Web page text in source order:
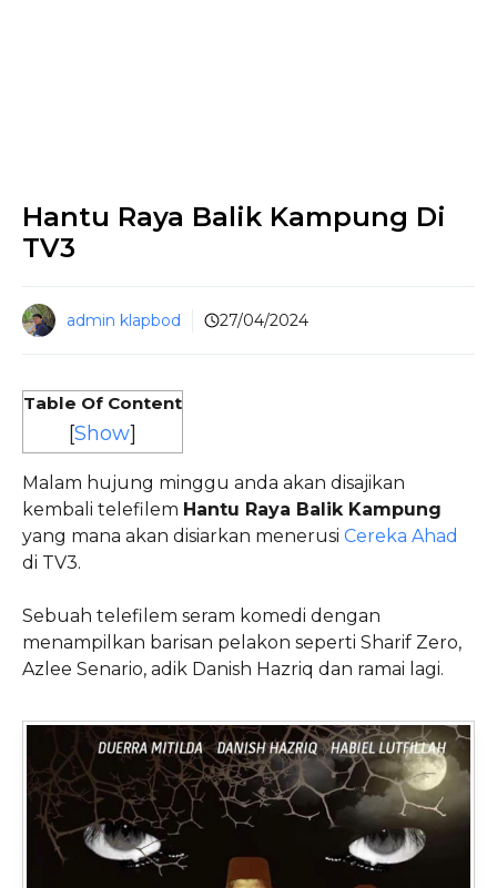
Hantu Raya Balik Kampung Di
TV3
admin klapbod 27/04/2024
Table Of Content
[Show]
Malam hujung minggu anda akan disajikan
kembali telefilem Hantu Raya Balik Kampung
yang mana akan disiarkan menerusi Cereka Ahad
di TV3.
Sebuah telefilem seram komedi dengan
menampilkan barisan pelakon seperti Sharif Zero,
Azlee Senario, adik Danish Hazriq dan ramai lagi.